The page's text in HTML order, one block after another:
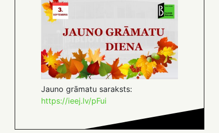
Jauno grāmatu saraksts:
https://ieej.lv/pFui